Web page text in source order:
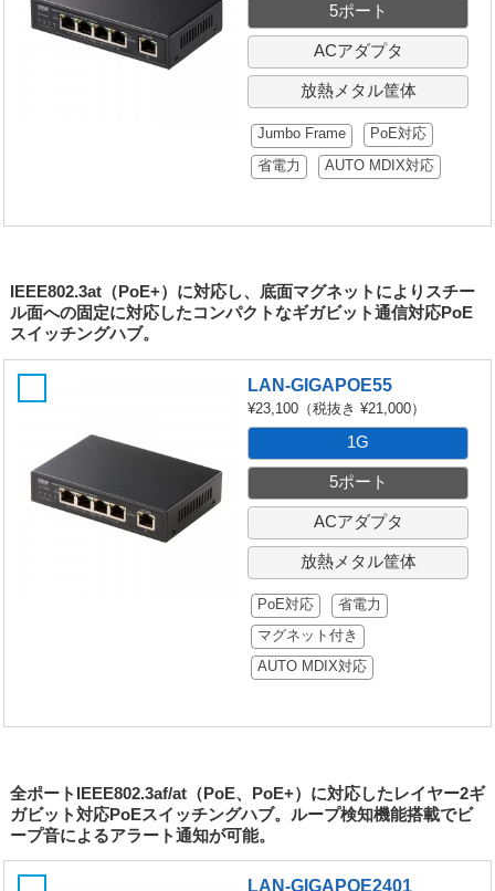
5ポート
ACアダプタ
放熱メタル筐体
Jumbo Frame
PoE対応
省電力
AUTO MDIX対応
IEEE802.3at（PoE+）に対応し、底面マグネットによりスチー
ル面への固定に対応したコンパクトなギガビット通信対応PoE
スイッチングハブ。
LAN-GIGAPOE55
¥23,100（税抜き ¥21,000）
1G
5ポート
ACアダプタ
放熱メタル筐体
PoE対応
省電力
マグネット付き
AUTO MDIX対応
全ポートIEEE802.3af/at（PoE、PoE+）に対応したレイヤー2ギ
ガビット対応PoEスイッチングハブ。ループ検知機能搭載でビ
ープ音によるアラート通知が可能。
LAN-GIGAPOE2401